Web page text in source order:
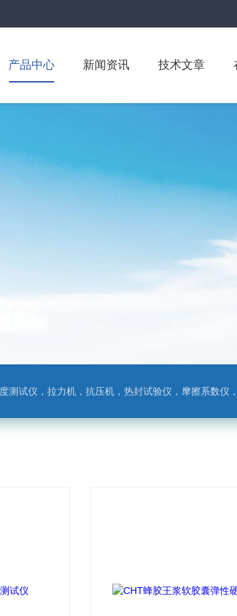
产品中心 新闻资讯 技术文章
试仪，医药包装检测仪，冲击试验仪，安瓿瓶折断力测试仪，垂直度偏差测试仪，扭矩仪，手提袋疲劳度